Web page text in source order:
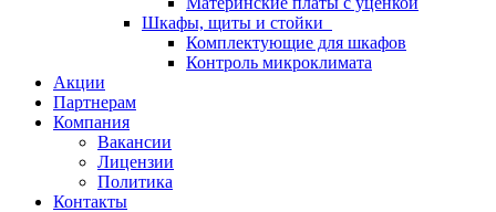
Шкафы, щиты и стойки
Комплектующие для шкафов
Контроль микроклимата
Акции
Партнерам
Компания
Вакансии
Лицензии
Политика
Контакты